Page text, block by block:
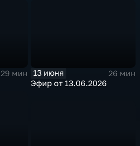
29 мин
13 июня
26 мин
Эфир от 13.06.2026